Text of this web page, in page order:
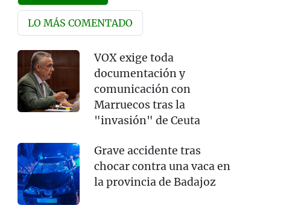
LO MÁS COMENTADO
VOX exige toda
documentación y
comunicación con
Marruecos tras la
"invasión" de Ceuta
Grave accidente tras
chocar contra una vaca en
la provincia de Badajoz